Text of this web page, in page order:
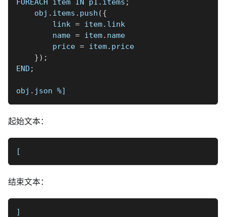
FOREACH item IN p1 . items ;
    obj
. items . push ({
        link
= item. link
        name
= item. name
        price
= item. price
}) ;
END ;
obj . json %]
起始文本：
[
结束文本：
]